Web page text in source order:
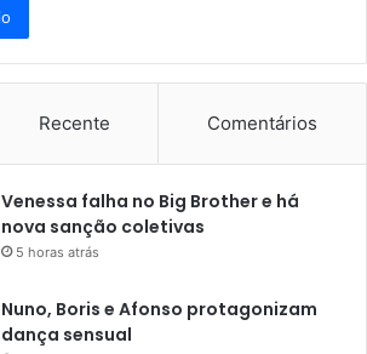
Recente Comentários
Venessa falha no Big Brother e há
nova sanção coletivas
5 horas atrás
Nuno, Boris e Afonso protagonizam
dança sensual